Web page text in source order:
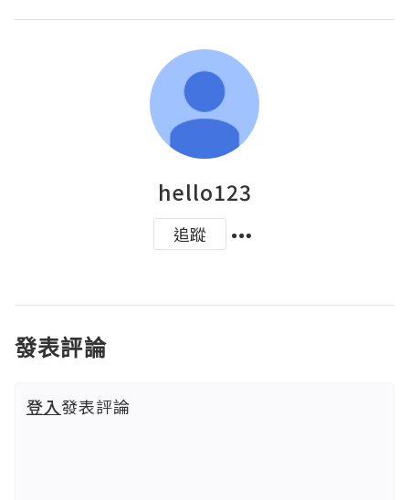
hello123
追蹤
發表評論
登入發表評論